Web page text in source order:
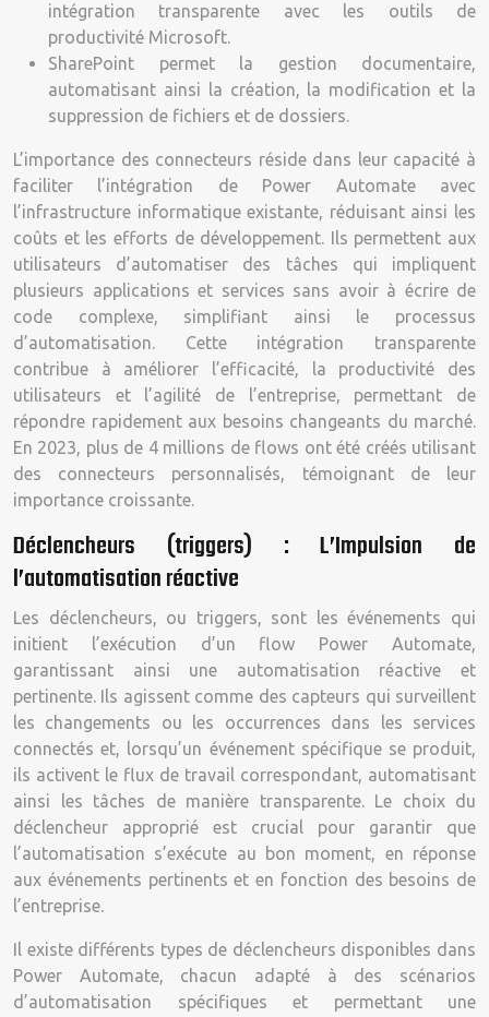
intégration transparente avec les outils de
productivité Microsoft.
SharePoint permet la gestion documentaire,
automatisant ainsi la création, la modification et la
suppression de fichiers et de dossiers.
L’importance des connecteurs réside dans leur capacité à
faciliter l’intégration de Power Automate avec
l’infrastructure informatique existante, réduisant ainsi les
coûts et les efforts de développement. Ils permettent aux
utilisateurs d’automatiser des tâches qui impliquent
plusieurs applications et services sans avoir à écrire de
code complexe, simplifiant ainsi le processus
d’automatisation. Cette intégration transparente
contribue à améliorer l’efficacité, la productivité des
utilisateurs et l’agilité de l’entreprise, permettant de
répondre rapidement aux besoins changeants du marché.
En 2023, plus de 4 millions de flows ont été créés utilisant
des connecteurs personnalisés, témoignant de leur
importance croissante.
Déclencheurs (triggers) : L’Impulsion de
l’automatisation réactive
Les déclencheurs, ou triggers, sont les événements qui
initient l’exécution d’un flow Power Automate,
garantissant ainsi une automatisation réactive et
pertinente. Ils agissent comme des capteurs qui surveillent
les changements ou les occurrences dans les services
connectés et, lorsqu’un événement spécifique se produit,
ils activent le flux de travail correspondant, automatisant
ainsi les tâches de manière transparente. Le choix du
déclencheur approprié est crucial pour garantir que
l’automatisation s’exécute au bon moment, en réponse
aux événements pertinents et en fonction des besoins de
l’entreprise.
Il existe différents types de déclencheurs disponibles dans
Power Automate, chacun adapté à des scénarios
d’automatisation spécifiques et permettant une